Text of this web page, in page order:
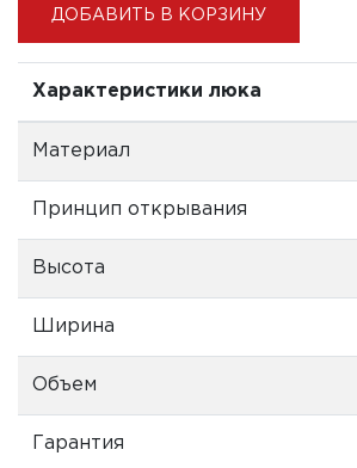
ДОБАВИТЬ В КОРЗИНУ
Характеристики люка
Материал
Принцип открывания
Высота
Ширина
Объем
Гарантия